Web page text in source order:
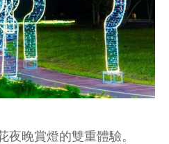
晚賞燈的雙重體驗。